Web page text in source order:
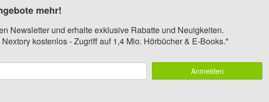
mehr!
Newsletter und erhalte exklusive Rabatte und Neuigkeiten.
kostenlos - Zugriff auf 1,4 Mio. Hörbücher & E-Books.*
Anmelden